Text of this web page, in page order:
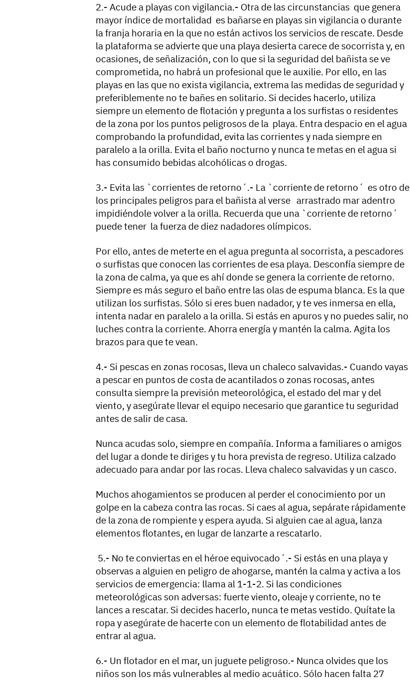
2.- Acude a playas con vigilancia.- Otra de las circunstancias que genera
mayor índice de mortalidad es bañarse en playas sin vigilancia o durante
la franja horaria en la que no están activos los servicios de rescate. Desde
la plataforma se advierte que una playa desierta carece de socorrista y, en
ocasiones, de señalización, con lo que si la seguridad del bañista se ve
comprometida, no habrá un profesional que le auxilie. Por ello, en las
playas en las que no exista vigilancia, extrema las medidas de seguridad y
preferiblemente no te bañes en solitario. Si decides hacerlo, utiliza
siempre un elemento de flotación y pregunta a los surfistas o residentes
de la zona por los puntos peligrosos de la playa. Entra despacio en el agua
comprobando la profundidad, evita las corrientes y nada siempre en
paralelo a la orilla. Evita el baño nocturno y nunca te metas en el agua si
has consumido bebidas alcohólicas o drogas.
3.- Evita las `corrientes de retorno´.- La `corriente de retorno´ es otro de
los principales peligros para el bañista al verse arrastrado mar adentro
impidiéndole volver a la orilla. Recuerda que una `corriente de retorno´
puede tener la fuerza de diez nadadores olímpicos.
Por ello, antes de meterte en el agua pregunta al socorrista, a pescadores
o surfistas que conocen las corrientes de esa playa. Desconfía siempre de
la zona de calma, ya que es ahí donde se genera la corriente de retorno.
Siempre es más seguro el baño entre las olas de espuma blanca. Es la que
utilizan los surfistas. Sólo si eres buen nadador, y te ves inmersa en ella,
intenta nadar en paralelo a la orilla. Si estás en apuros y no puedes salir, no
luches contra la corriente. Ahorra energía y mantén la calma. Agita los
brazos para que te vean.
4.- Si pescas en zonas rocosas, lleva un chaleco salvavidas.- Cuando vayas
a pescar en puntos de costa de acantilados o zonas rocosas, antes
consulta siempre la previsión meteorológica, el estado del mar y del
viento, y asegúrate llevar el equipo necesario que garantice tu seguridad
antes de salir de casa.
Nunca acudas solo, siempre en compañía. Informa a familiares o amigos
del lugar a donde te diriges y tu hora prevista de regreso. Utiliza calzado
adecuado para andar por las rocas. Lleva chaleco salvavidas y un casco.
Muchos ahogamientos se producen al perder el conocimiento por un
golpe en la cabeza contra las rocas. Si caes al agua, sepárate rápidamente
de la zona de rompiente y espera ayuda. Si alguien cae al agua, lanza
elementos flotantes, en lugar de lanzarte a rescatarlo.
5.- No te conviertas en el héroe equivocado´.- Si estás en una playa y
observas a alguien en peligro de ahogarse, mantén la calma y activa a los
servicios de emergencia: llama al 1-1-2. Si las condiciones
meteorológicas son adversas: fuerte viento, oleaje y corriente, no te
lances a rescatar. Si decides hacerlo, nunca te metas vestido. Quítate la
ropa y asegúrate de hacerte con un elemento de flotabilidad antes de
entrar al agua.
6.- Un flotador en el mar, un juguete peligroso.- Nunca olvides que los
niños son los más vulnerables al medio acuático. Sólo hacen falta 27